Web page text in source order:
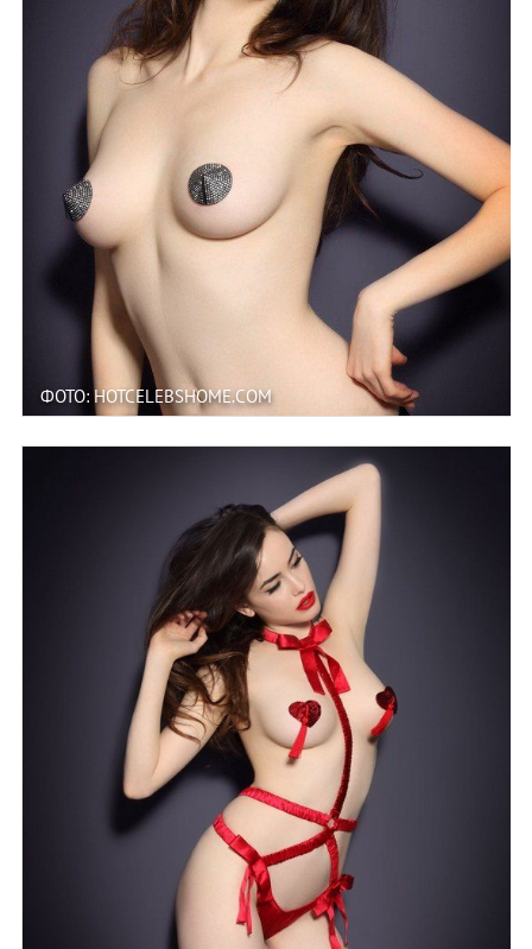
ФОТО: HOTCELEBSHOME.COM